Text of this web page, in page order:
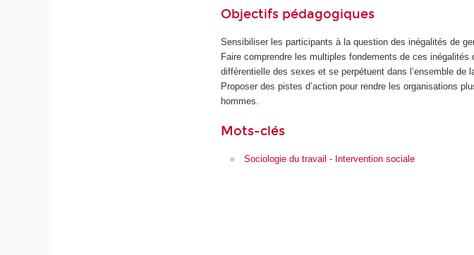
Objectifs pédagogiques
Sensibiliser les participants à la question des inégalités de
Faire comprendre les multiples fondements de ces
différentielle des sexes et se perpétuent dans l’ensemble de
Proposer des pistes d’action pour rendre les organisations
hommes.
Mots-clés
Sociologie du travail - Intervention sociale